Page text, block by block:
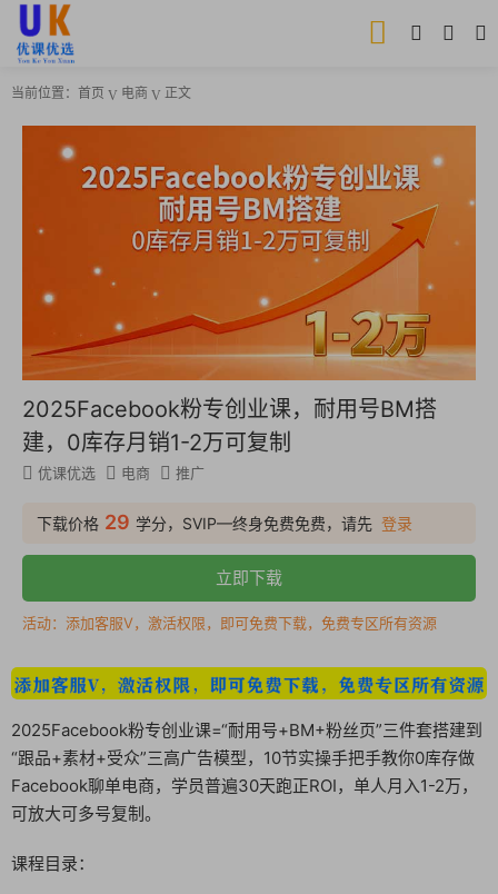
当前位置： 首页 电商 正文
2025Facebook粉专创业课，耐用号BM搭
建，0库存月销1-2万可复制
优课优选 电商 推广
下载价格 29 学分，SVIP—终身免费免费，请先 登录
立即下载
活动：添加客服V，激活权限，即可免费下载，免费专区所有资源
2025Facebook粉专创业课=“耐用号+BM+粉丝页”三件套搭建到
“跟品+素材+受众”三高广告模型，10节实操手把手教你0库存做
Facebook聊单电商，学员普遍30天跑正ROI，单人月入1-2万，
可放大可多号复制。
课程目录：